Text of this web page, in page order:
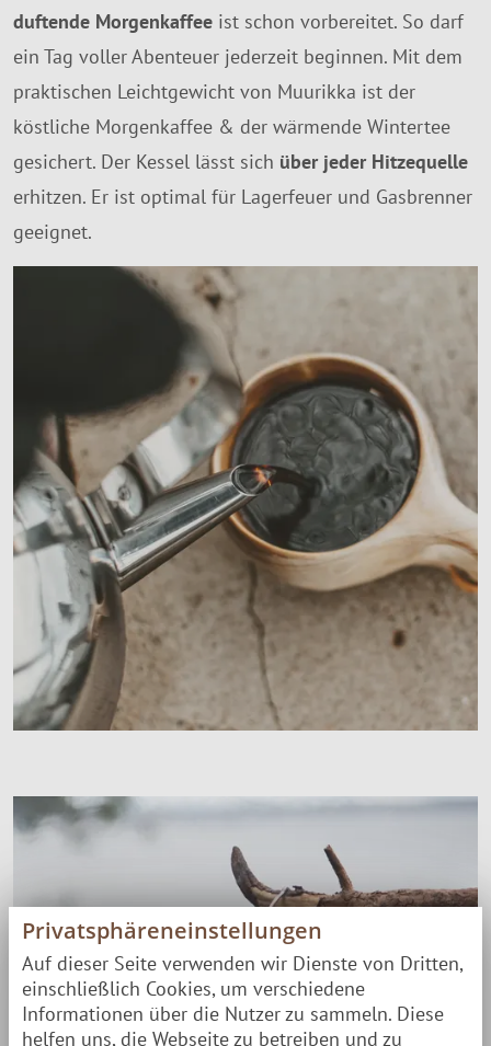
duftende Morgenkaffee ist schon vorbereitet. So darf
ein Tag voller Abenteuer jederzeit beginnen. Mit dem
praktischen Leichtgewicht von Muurikka ist der
köstliche Morgenkaffee & der wärmende Wintertee
gesichert. Der Kessel lässt sich über jeder Hitzequelle
erhitzen. Er ist optimal für Lagerfeuer und Gasbrenner
geeignet.
Privatsphäreneinstellungen
Auf dieser Seite verwenden wir Dienste von Dritten,
einschließlich Cookies, um verschiedene
Informationen über die Nutzer zu sammeln. Diese
helfen uns, die Webseite zu betreiben und zu